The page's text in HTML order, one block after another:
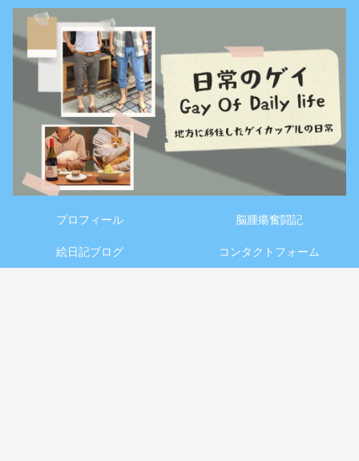
プロフィール 脳腫瘍奮闘記
絵日記ブログ コンタクトフォーム